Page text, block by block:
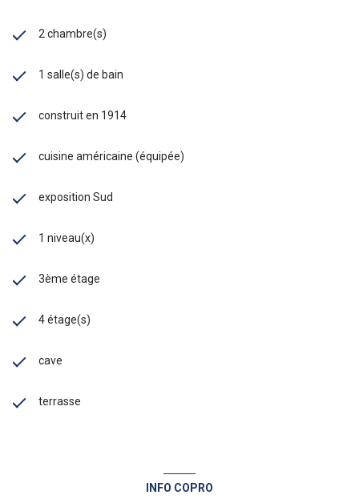
2 chambre(s)
1 salle(s) de bain
construit en 1914
cuisine américaine (équipée)
exposition Sud
1 niveau(x)
3ème étage
4 étage(s)
cave
terrasse
INFO COPRO